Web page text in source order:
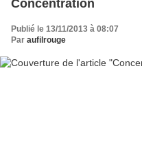
Concentration
Publié le 13/11/2013 à 08:07
Par aufilrouge